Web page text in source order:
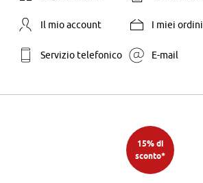
Il mio account I miei ordini
Servizio telefonico E-mail
15% di
sconto*